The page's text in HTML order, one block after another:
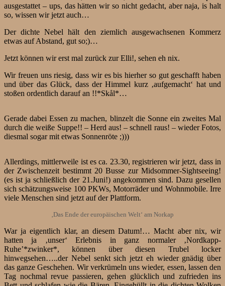
ausgestattet – ups, das hätten wir so nicht gedacht, aber naja, is halt
so, wissen wir jetzt auch…
Der dichte Nebel hält den ziemlich ausgewachsenen Kommerz
etwas auf Abstand, gut so;)…
Jetzt können wir erst mal zurück zur Elli!, sehen eh nix.
Wir freuen uns riesig, dass wir es bis hierher so gut geschafft haben
und über das Glück, dass der Himmel kurz ‚aufgemacht‘ hat und
stoßen ordentlich darauf an !!*Skål*…
Gerade dabei Essen zu machen, blinzelt die Sonne ein zweites Mal
durch die weiße Suppe!! – Herd aus! – schnell raus! – wieder Fotos,
diesmal sogar mit etwas Sonnenröte ;)))
Allerdings, mittlerweile ist es ca. 23.30, registrieren wir jetzt, dass in
der Zwischenzeit bestimmt 20 Busse zur Midsommer-Sightseeing!
(es ist ja schließlich der 21.Juni!) angekommen sind. Dazu gesellen
sich schätzungsweise 100 PKWs, Motorräder und Wohnmobile. Irre
viele Menschen sind jetzt auf der Plattform.
‚Das Ende der europäischen Welt‘ am Norkap
War ja eigentlich klar, an diesem Datum!… Macht aber nix, wir
hatten ja ‚unser‘ Erlebnis in ganz normaler ‚Nordkapp-
Ruhe’*zwinker*, können über diesen Trubel locker
hinwegsehen…..der Nebel senkt sich jetzt eh wieder gnädig über
das ganze Geschehen. Wir verkrümeln uns wieder, essen, lassen den
Tag nochmal revue passieren, gehen glücklich und zufrieden ins